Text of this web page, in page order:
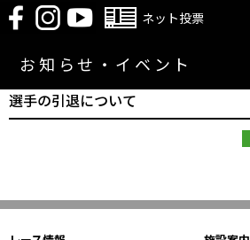
ネット投票
お知らせ・イベント
選手の引退について